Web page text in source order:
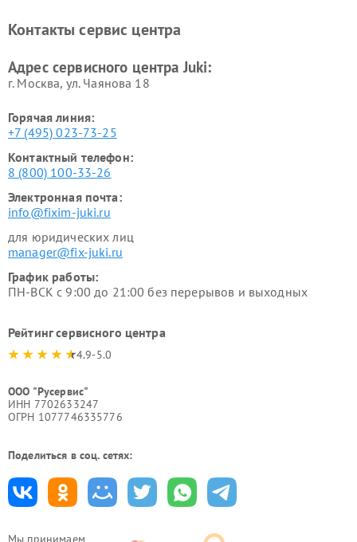
Мы принимаем
Контакты сервис центра
Адрес сервисного центра Juki:
г. Москва, ул. Чаянова 18
Горячая линия:
+7 (495) 023-73-25
Контактный телефон:
8 (800) 100-33-26
Электронная почта:
info@fixim-juki.ru
для юридических лиц
manager@fix-juki.ru
График работы:
ПН-ВСК с 9:00 до 21:00 без перерывов и выходных
Рейтинг сервисного центра
4.9-5.0
ООО "Русервис"
ИНН 7702633247
ОГРН 1077746335776
Поделиться в соц. сетях: